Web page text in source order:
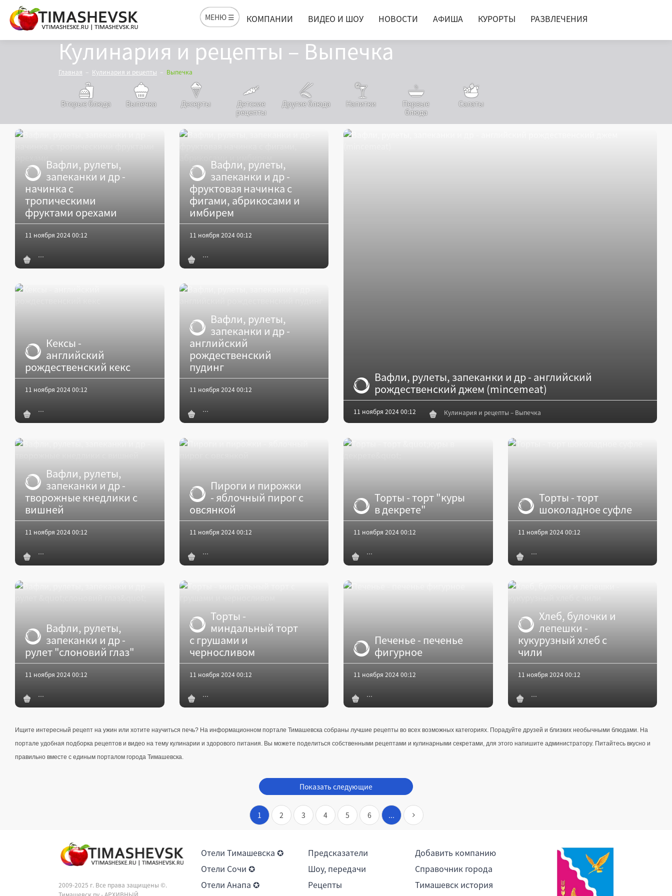
МЕНЮ ☰ КОМПАНИИ ВИДЕО И ШОУ НОВОСТИ АФИША КУРОРТЫ РАЗВЛЕЧЕНИЯ
Кулинария и рецепты – Выпечка
Главная Кулинария и рецепты Выпечка
Вторые блюда Выпечка Десерты
Детские
рецепты
Другие блюда Напитки
Первые
блюда
Салаты
Вафли, рулеты,
запеканки и др -
начинка с
тропическими
фруктами орехами
11 ноября 2024 00:12
Вафли, рулеты,
запеканки и др -
фруктовая начинка с
фигами, абрикосами и
имбирем
11 ноября 2024 00:12
Кексы -
английский
рождественский кекс
11 ноября 2024 00:12
Вафли, рулеты,
запеканки и др -
английский
рождественский
пудинг
11 ноября 2024 00:12
Вафли, рулеты, запеканки и др - английский
рождественский джем (mincemeat)
11 ноября 2024 00:12 Кулинария и рецепты – Выпечка
Вафли, рулеты,
запеканки и др -
творожные кнедлики с
вишней
11 ноября 2024 00:12
Пироги и пирожки
- яблочный пирог с
овсянкой
11 ноября 2024 00:12
Торты - торт "куры
в декрете"
11 ноября 2024 00:12
Торты - торт
шоколадное суфле
11 ноября 2024 00:12
Вафли, рулеты,
запеканки и др -
рулет "слоновий глаз"
11 ноября 2024 00:12
Торты -
миндальный торт
с грушами и
черносливом
11 ноября 2024 00:12
Печенье - печенье
фигурное
11 ноября 2024 00:12
Хлеб, булочки и
лепешки -
кукурузный хлеб с
чили
11 ноября 2024 00:12
Ищите интересный рецепт на ужин или хотите научиться печь? На информационном портале Тимашевска собраны лучшие рецепты во всех возможных категориях. Порадуйте друзей и близких необычными блюдами. На
портале удобная подборка рецептов и видео на тему кулинарии и здорового питания. Вы можете поделиться собственными рецептами и кулинарными секретами, для этого напишите администратору. Питайтесь вкусно и
правильно вместе с единым порталом города Тимашевска.
Показать следующие
1 2 3 4 5 6 ...
2009-2025 г. Все права защищены ©.
Отели Тимашевска ✪
Отели Сочи ✪
Отели Анапа ✪
Предсказатели
Шоу, передачи
Рецепты
Добавить компанию
Справочник города
Тимашевск история